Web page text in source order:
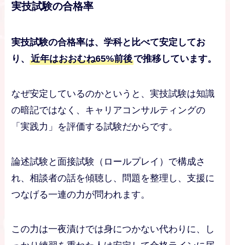
実技試験の合格率
実技試験の合格率は、学科と比べて安定してお
り、近年はおおむね65%前後で推移しています。
なぜ安定しているのかというと、実技試験は知識
の暗記ではなく、キャリアコンサルティングの
「実践力」を評価する試験だからです。
論述試験と面接試験（ロールプレイ）で構成さ
れ、相談者の話を傾聴し、問題を整理し、支援に
つなげる一連の力が問われます。
この力は一夜漬けでは身につかない代わりに、し